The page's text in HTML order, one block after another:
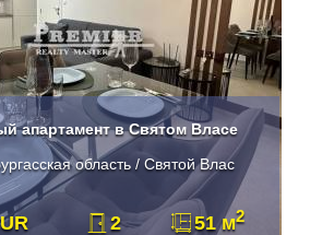
апартамент в Святом Власе
область / Святой Влас
2 51 м2